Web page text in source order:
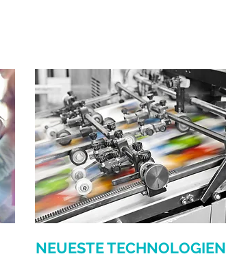
NEUESTE TECHNOLOGIEN